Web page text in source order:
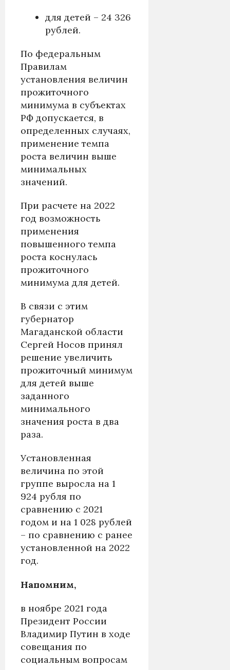
для детей – 24 326
рублей.
По федеральным
Правилам
установления величин
прожиточного
минимума в субъектах
РФ допускается, в
определенных случаях,
применение темпа
роста величин выше
минимальных
значений.
При расчете на 2022
год возможность
применения
повышенного темпа
роста коснулась
прожиточного
минимума для детей.
В связи с этим
губернатор
Магаданской области
Сергей Носов принял
решение увеличить
прожиточный минимум
для детей выше
заданного
минимального
значения роста в два
раза.
Установленная
величина по этой
группе выросла на 1
924 рубля по
сравнению с 2021
годом и на 1 028 рублей
– по сравнению с ранее
установленной на 2022
год.
Напомним,
в ноябре 2021 года
Президент России
Владимир Путин в ходе
совещания по
социальным вопросам